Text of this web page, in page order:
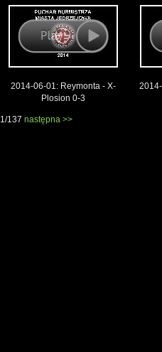
2014-06-01: Reymonta - X-
Plosion 0-3
1/137 następna >>